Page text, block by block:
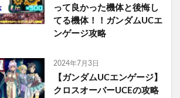
って良かった機体と後悔し
てる機体！！ガンダムUCエ
ンゲージ攻略
2024年7月3日
【ガンダムUCエンゲージ】
クロスオーバーUCEの攻略